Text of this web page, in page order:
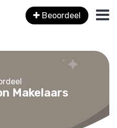
Beoordeel
Makelaars